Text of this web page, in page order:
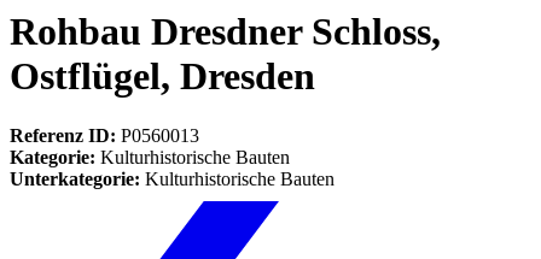
Rohbau Dresdner Schloss,
Ostflügel, Dresden
Referenz ID: P0560013
Kategorie: Kulturhistorische Bauten
Unterkategorie: Kulturhistorische Bauten